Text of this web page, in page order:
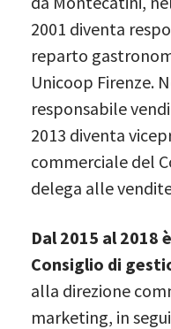
2001 diventa
reparto
Unicoop Firenze.
responsabile
2013 diventa
commerciale del
delega alle
Dal 2015 al 2018
Consiglio di
alla direzione
marketing, in